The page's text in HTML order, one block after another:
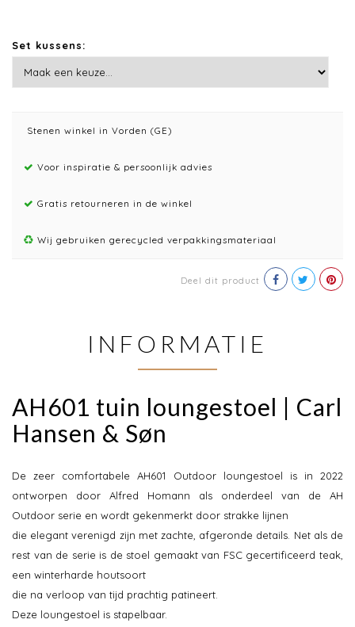
Set kussens:
Stenen winkel in Vorden (GE)
Voor inspiratie & persoonlijk advies
Gratis retourneren in de winkel
Wij gebruiken gerecycled verpakkingsmateriaal
Deel dit product
INFORMATIE
AH601 tuin loungestoel | Carl
Hansen & Søn
De zeer comfortabele AH601 Outdoor loungestoel is in 2022
ontworpen door Alfred Homann als onderdeel van de AH
Outdoor serie en wordt gekenmerkt door strakke lijnen
die elegant verenigd zijn met zachte, afgeronde details. Net als de
rest van de serie is de stoel gemaakt van FSC gecertificeerd teak,
een winterharde houtsoort
die na verloop van tijd prachtig patineert.
Deze loungestoel is stapelbaar.